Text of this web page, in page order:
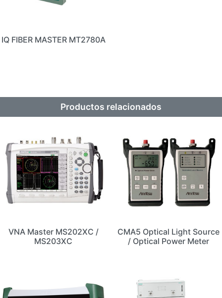
IQ FIBER MASTER MT2780A
Productos relacionados
VNA Master MS202XC /
MS203XC
CMA5 Optical Light Source
/ Optical Power Meter